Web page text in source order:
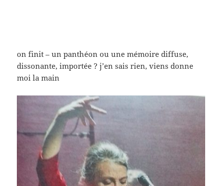
on finit – un panthéon ou une mémoire diffuse,
dissonante, importée ? j’en sais rien, viens donne
moi la main